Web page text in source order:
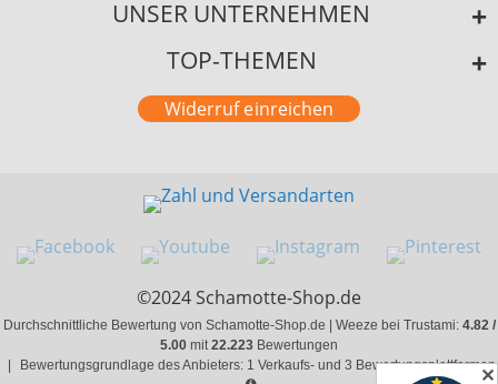
UNSER UNTERNEHMEN
TOP-THEMEN
Widerruf einreichen
©2024 Schamotte-Shop.de
Durchschnittliche Bewertung von Schamotte-Shop.de | Weeze bei Trustami: 4.82 /
5.00 mit22.223 Bewertungen
Bewertungsgrundlage des Anbieters: 1 Verkaufs- und 3 Bewertungsplattformen
✕